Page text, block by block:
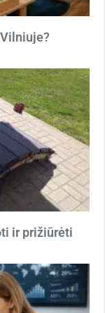
ir prižiūrėti